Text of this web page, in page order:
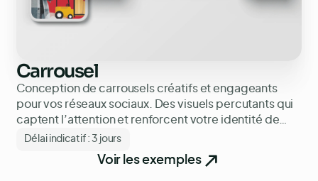
Carrousel
Conception de carrousels créatifs et engageants
pour vos réseaux sociaux. Des visuels percutants qui
captent l’attention et renforcent votre identité de
marque.
Délai indicatif :3 jours
Voir les exemples